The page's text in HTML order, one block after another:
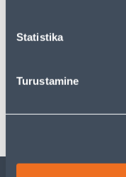
Statistika
Turustamine
Kirjeldus